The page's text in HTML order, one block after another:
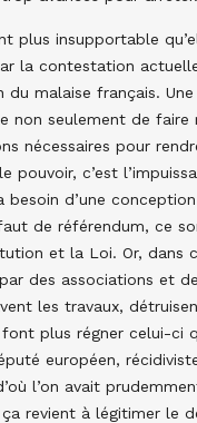
plus insupportable
la contestation
malaise français.
non seulement de faire
nécessaires pour
c’est
d’une
de référendum, ce
et la Loi. Or, dans
des associations et
les travaux,
plus régner celui-ci
européen,
l’on avait
revient à légitimer le